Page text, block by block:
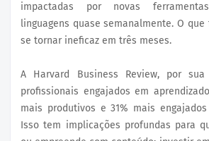
impactadas por novas
linguagens quase semanalmente. O
se tornar ineficaz em três meses.
A Harvard Business Review, por
profissionais engajados em
mais produtivos e 31% mais
Isso tem implicações profundas para